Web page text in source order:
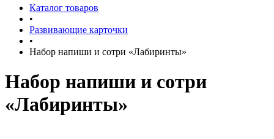
Каталог товаров
•
Развивающие карточки
•
Набор напиши и сотри «Лабиринты»
Набор напиши и сотри
«Лабиринты»